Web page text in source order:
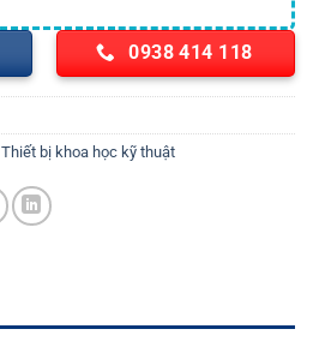
0938 414 118
Thiết bị khoa học kỹ thuật